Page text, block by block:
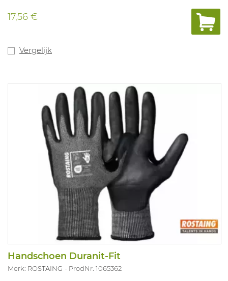
17,56 €
Vergelijk
Handschoen Duranit-Fit
Merk: ROSTAING ProdNr. 1065362